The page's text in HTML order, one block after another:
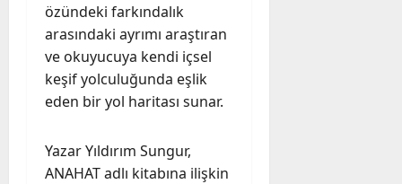
özündeki farkındalık
arasındaki ayrımı araştıran
ve okuyucuya kendi içsel
keşif yolculuğunda eşlik
eden bir yol haritası sunar.
Yazar Yıldırım Sungur,
ANAHAT adlı kitabına ilişkin